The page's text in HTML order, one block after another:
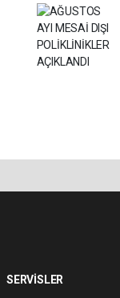
SERVİSLER